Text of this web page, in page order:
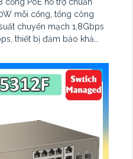
mỗi cổng, tổng công
thiết bị đảm bảo khả